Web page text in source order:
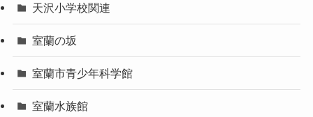
天沢小学校関連
室蘭の坂
室蘭市青少年科学館
室蘭水族館